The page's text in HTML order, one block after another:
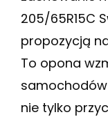
205/65R15C
propozycją
To opona
nie tylko